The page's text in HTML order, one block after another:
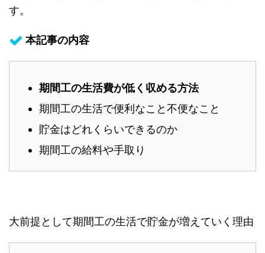
す。
本記事の内容
期間工の生活費が低く収める方法
期間工の生活で便利なこと不便なこと
貯金はどれくらいできるのか
期間工の給料や手取り
大前提として期間工の生活で貯金が増えていく理由